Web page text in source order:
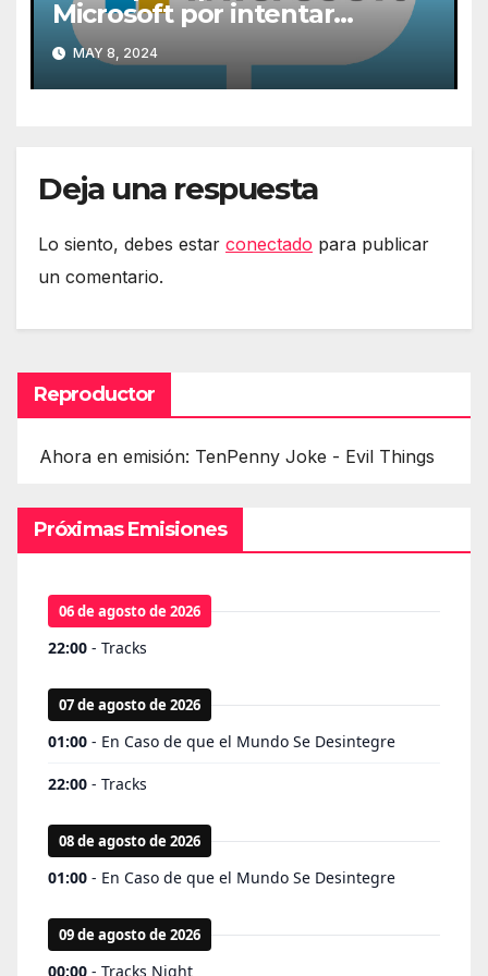
Microsoft por intentar
expulsarlas de la nube
MAY 8, 2024
Deja una respuesta
Lo siento, debes estar conectado para publicar
un comentario.
Reproductor
Ahora en emisión: TenPenny Joke - Evil Things
Próximas Emisiones